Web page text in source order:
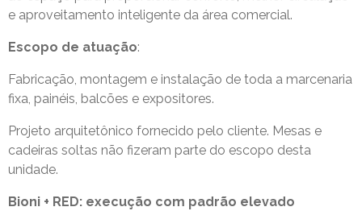
e aproveitamento inteligente da área comercial.
Escopo de atuação:
Fabricação, montagem e instalação de toda a marcenaria
fixa, painéis, balcões e expositores.
Projeto arquitetônico fornecido pelo cliente. Mesas e
cadeiras soltas não fizeram parte do escopo desta
unidade.
Bioni + RED: execução com padrão elevado